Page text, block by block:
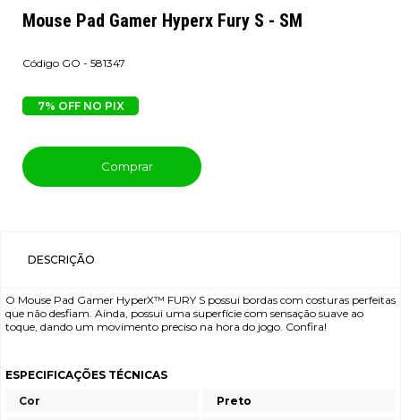
Mouse Pad Gamer Hyperx Fury S - SM
GO - 581347
7% OFF NO PIX
Comprar
DESCRIÇÃO
O Mouse Pad Gamer HyperX™ FURY S possui bordas com costuras perfeitas
que não desfiam. Ainda, possui uma superfície com sensação suave ao
toque, dando um movimento preciso na hora do jogo. Confira!
ESPECIFICAÇÕES TÉCNICAS
Cor
Preto